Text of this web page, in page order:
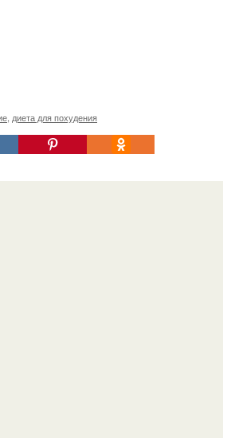
диета для похудения